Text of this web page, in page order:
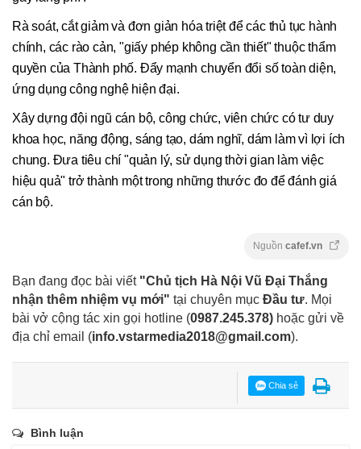
Rà soát, cắt giảm và đơn giản hóa triệt để các thủ tục hành
chính, các rào cản, "giấy phép không cần thiết" thuộc thẩm
quyền của Thành phố. Đẩy mạnh chuyển đổi số toàn diện,
ứng dụng công nghệ hiện đại.
Xây dựng đội ngũ cán bộ, công chức, viên chức có tư duy
khoa học, năng động, sáng tạo, dám nghĩ, dám làm vì lợi ích
chung. Đưa tiêu chí "quản lý, sử dụng thời gian làm việc
hiệu quả" trở thành một trong những thước đo để đánh giá
cán bộ.
Nguồn cafef.vn
Bạn đang đọc bài viết "Chủ tịch Hà Nội Vũ Đại Thắng
nhận thêm nhiệm vụ mới" tại chuyên mục Đầu tư. Mọi
bài vở cộng tác xin gọi hotline (0987.245.378) hoặc gửi về
địa chỉ email (info.vstarmedia2018@gmail.com).
Chia sẻ
Bình luận